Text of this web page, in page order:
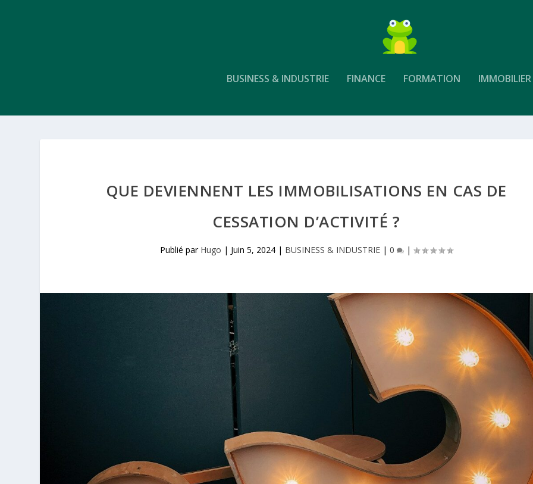
BUSINESS & INDUSTRIE FINANCE FORMATION IMMOBILIER
QUE DEVIENNENT LES IMMOBILISATIONS EN CAS DE
CESSATION D’ACTIVITÉ ?
Publié par Hugo | Juin 5, 2024| BUSINESS & INDUSTRIE| 0 |